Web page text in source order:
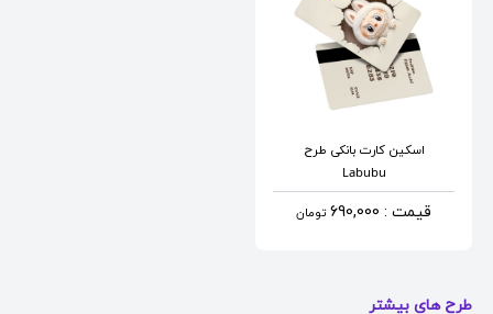
اسکین کارت بانکی طرح
Labubu
قیمت : 690,000 تومان
طرح های بیشتر